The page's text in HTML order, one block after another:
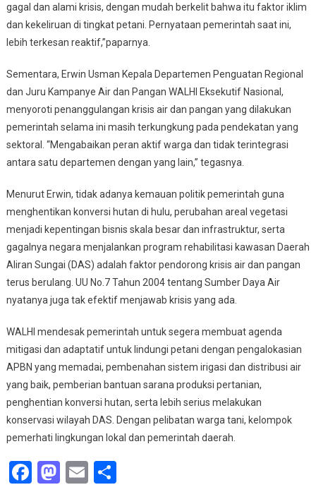
gagal dan alami krisis, dengan mudah berkelit bahwa itu faktor iklim
dan kekeliruan di tingkat petani. Pernyataan pemerintah saat ini,
lebih terkesan reaktif,”paparnya.
Sementara, Erwin Usman Kepala Departemen Penguatan Regional
dan Juru Kampanye Air dan Pangan WALHI Eksekutif Nasional,
menyoroti penanggulangan krisis air dan pangan yang dilakukan
pemerintah selama ini masih terkungkung pada pendekatan yang
sektoral. “Mengabaikan peran aktif warga dan tidak terintegrasi
antara satu departemen dengan yang lain,” tegasnya.
Menurut Erwin, tidak adanya kemauan politik pemerintah guna
menghentikan konversi hutan di hulu, perubahan areal vegetasi
menjadi kepentingan bisnis skala besar dan infrastruktur, serta
gagalnya negara menjalankan program rehabilitasi kawasan Daerah
Aliran Sungai (DAS) adalah faktor pendorong krisis air dan pangan
terus berulang. UU No.7 Tahun 2004 tentang Sumber Daya Air
nyatanya juga tak efektif menjawab krisis yang ada.
WALHI mendesak pemerintah untuk segera membuat agenda
mitigasi dan adaptatif untuk lindungi petani dengan pengalokasian
APBN yang memadai, pembenahan sistem irigasi dan distribusi air
yang baik, pemberian bantuan sarana produksi pertanian,
penghentian konversi hutan, serta lebih serius melakukan
konservasi wilayah DAS. Dengan pelibatan warga tani, kelompok
pemerhati lingkungan lokal dan pemerintah daerah.
Facebook
Mastodon
EmailShare